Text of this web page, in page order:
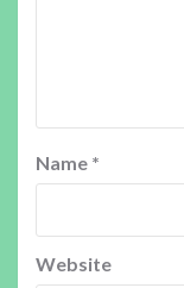
Name *
Website